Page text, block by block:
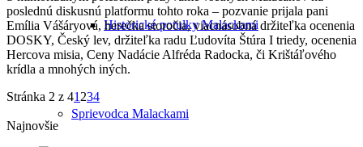
Historické potulky Malackami
Sprievodca Malackami
poslednú diskusnú platformu tohto roka – pozvanie prijala pani
Emília Vášáryová, herečka storočia, viacnásobná držiteľka ocenenia
DOSKY, Český lev, držiteľka radu Ľudovíta Štúra I triedy, ocenenia
Hercova misia, Ceny Nadácie Alfréda Radocka, či Krištáľového
krídla a mnohých iných.
Stránka 2 z 41 234
Najnovšie